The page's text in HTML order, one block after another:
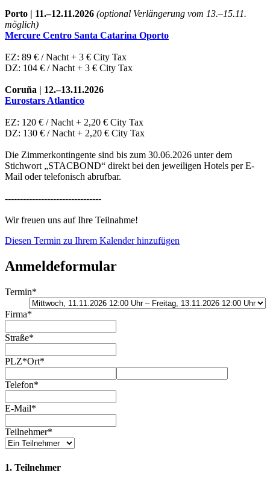
Porto | 11.–12.11.2026 (optional Verlängerung vom 13.–15.11.
möglich)
Mercure Centro Santa Catarina Oporto
EZ: 89 € / Nacht + 3 € City Tax
DZ: 104 € / Nacht + 3 € City Tax
Coruña
| 12.–13.11.2026
Eurostars Atlantico
EZ: 120 € / Nacht + 2,20 € City Tax
DZ: 130 € / Nacht + 2,20 € City Tax
Die Zimmerkontingente sind bis zum 30.06.2026 unter dem
Stichwort „STACBOND“ direkt bei den jeweiligen Hotels per E-
Mail oder telefonisch abrufbar.
--------------------------------
Wir freuen uns auf Ihre Teilnahme!
Diesen Termin zu Ihrem Kalender hinzufügen
Anmeldeformular
Termin*
Firma*
Straße*
PLZ*Ort*
Telefon*
E-Mail*
Teilnehmer*
1. Teilnehmer